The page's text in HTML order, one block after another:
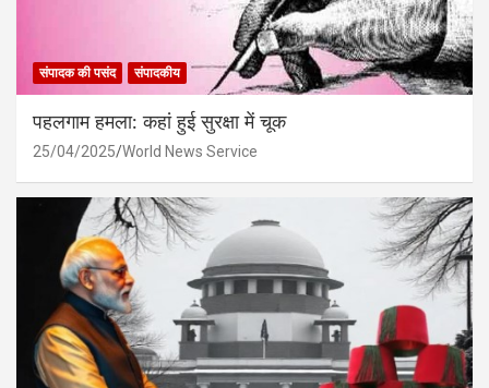
संपादक की पसंद संपादकीय
पहलगाम हमला: कहां हुई सुरक्षा में चूक
25/04/2025 World News Service